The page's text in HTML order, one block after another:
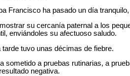
Francisco ha pasado un día
su cercanía paternal a los
enviándoles su afectuoso saludo.
tarde tuvo unas décimas de fiebre.
sometido a pruebas rutinarias, a
negativa.